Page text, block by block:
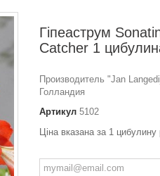
Гіпеаструм
Catcher 1
Производитель "Jan
Голландия
Артикул 5102
Ціна вказана за 1